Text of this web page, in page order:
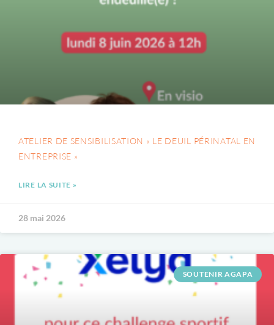
ATELIER DE SENSIBILISATION « LE DEUIL PÉRINATAL EN
ENTREPRISE »
LIRE LA SUITE »
28 mai 2026
SOUTENIR AGAPA